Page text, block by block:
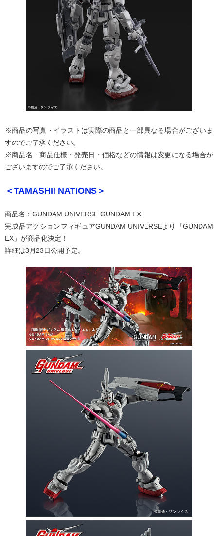
※商品の写真・イラストは実際の商品と一部異なる場合がございま
すのでご了承ください。
※商品名・商品仕様・発売日・価格などの情報は変更になる場合が
ございますのでご了承ください。
＜TAMASHII NATIONS＞
商品名：GUNDAM UNIVERSE GUNDAM EX
完成品アクションフィギュアGUNDAM UNIVERSEより「GUNDAM
EX」が商品化決定！
詳細は3月23日公開予定。